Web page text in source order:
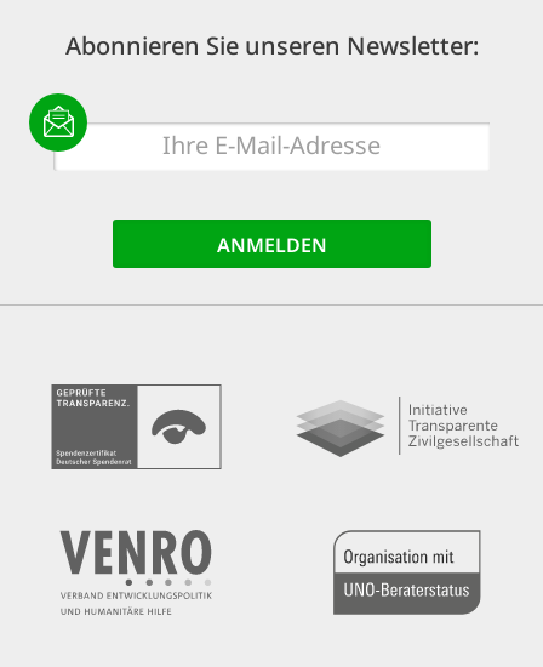
Abonnieren Sie unseren Newsletter:
E-
Mail